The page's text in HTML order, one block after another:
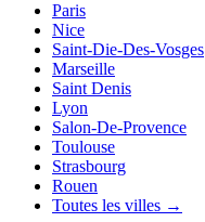
Paris
Nice
Saint-Die-Des-Vosges
Marseille
Saint Denis
Lyon
Salon-De-Provence
Toulouse
Strasbourg
Rouen
Toutes les villes →